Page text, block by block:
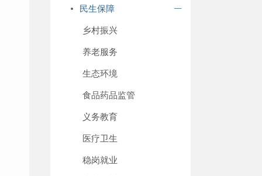
民生保障
乡村振兴
养老服务
生态环境
食品药品监管
义务教育
医疗卫生
稳岗就业